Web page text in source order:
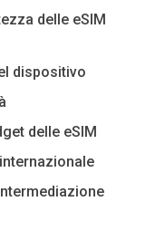
delle eSIM
dispositivo
delle eSIM